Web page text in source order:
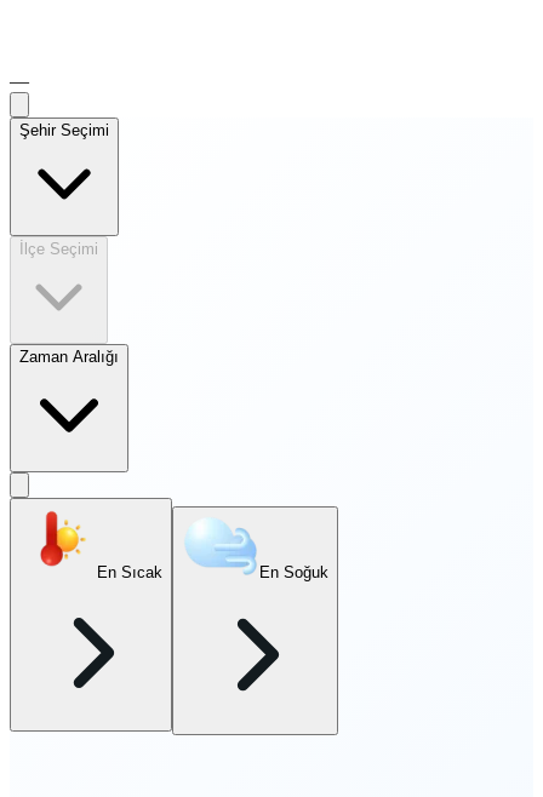
—
Şehir Seçimi
İlçe Seçimi
Zaman Aralığı
En Sıcak En Soğuk